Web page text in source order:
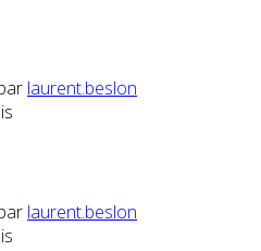
laurent.beslon
laurent.beslon